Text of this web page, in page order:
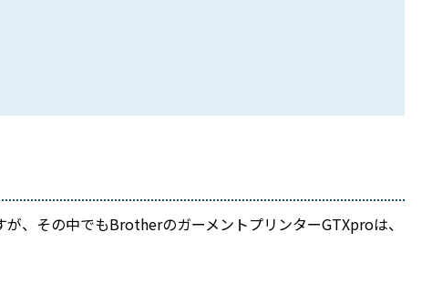
、その中でもBrotherのガーメントプリンターGTXproは、